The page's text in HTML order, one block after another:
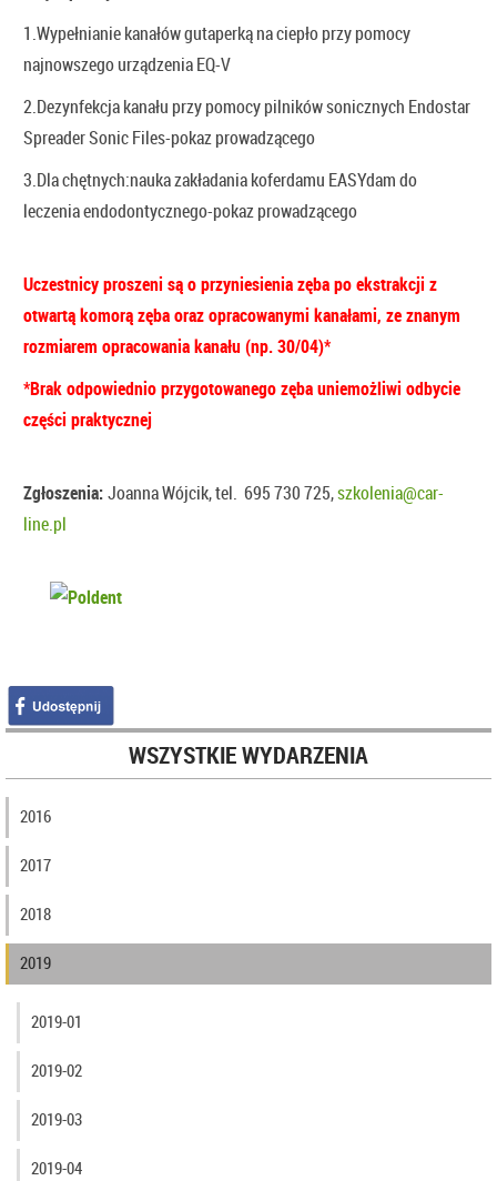
1.Wypełnianie kanałów gutaperką na ciepło przy pomocy
najnowszego urządzenia EQ-V
2.Dezynfekcja kanału przy pomocy pilników sonicznych Endostar
Spreader Sonic Files-pokaz prowadzącego
3.Dla chętnych:nauka zakładania koferdamu EASYdam do
leczenia endodontycznego-pokaz prowadzącego
Uczestnicy proszeni są o przyniesienia zęba po ekstrakcji z
otwartą komorą zęba oraz opracowanymi kanałami, ze znanym
rozmiarem opracowania kanału (np. 30/04)*
*Brak odpowiednio przygotowanego zęba uniemożliwi odbycie
części praktycznej
Zgłoszenia:Joanna Wójcik, tel. 695 730 725,szkolenia@car-
line.pl
WSZYSTKIE WYDARZENIA
2016
2017
2018
2019
2019-01
2019-02
2019-03
2019-04